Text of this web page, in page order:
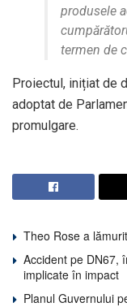
produsele
termen de
Proiectul, inițiat de
adoptat de
promulgare.
Theo Rose a
Accident pe DN67,
implicate în impact
Planul Guvernului